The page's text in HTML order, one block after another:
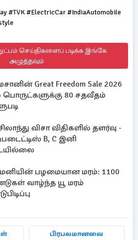
#TVK #ElectricCar #IndiaAutomobile
செய்திகளைப் படிக்க இங்கே
அழுத்தவும்
Great Freedom Sale 2026
பொருட்களுக்கு 80 சதவீதம்
விசா விதிகளில் தளர்வு -
B, C இனி
பழமையான மரம்: 1100
வாழ்ந்த யூ மரம்
பிரபலமானவை